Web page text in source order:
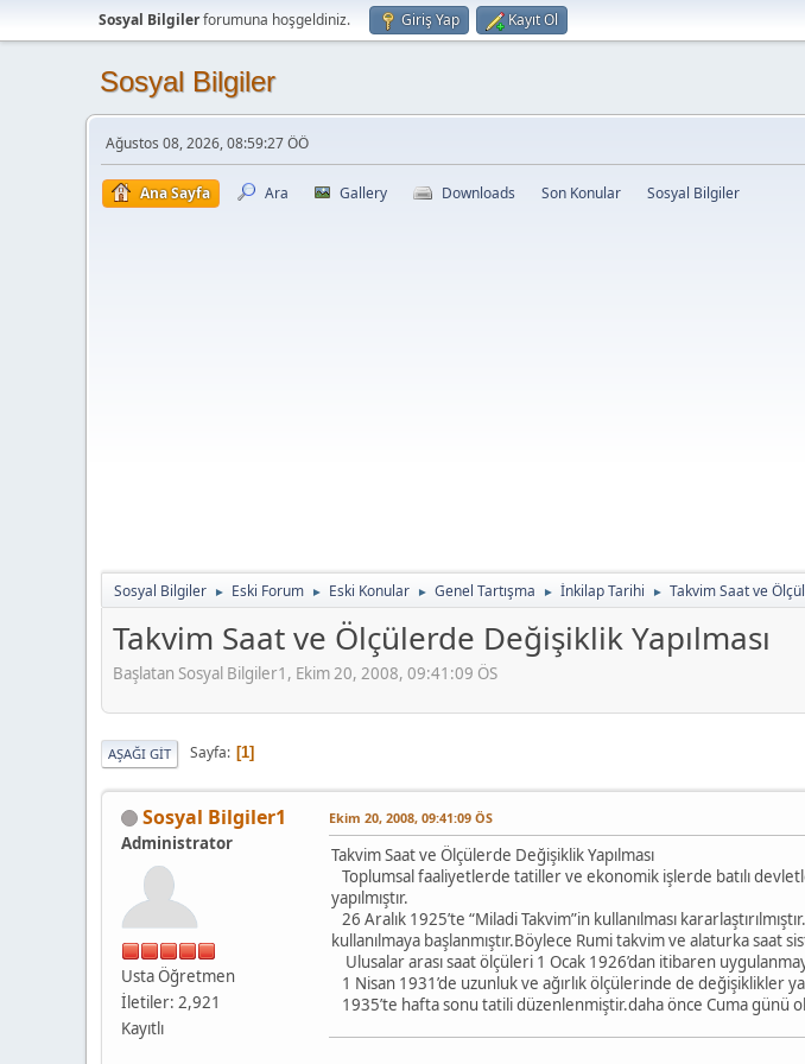
Sosyal Bilgilerforumuna hoşgeldiniz. Giriş Yap Kayıt Ol
Sosyal Bilgiler
Ağustos 08, 2026, 08:59:27 ÖÖ
Ana Sayfa Ara Gallery Downloads Son Konular Sosyal Bilgiler
Sosyal Bilgiler ► Eski Forum ► Eski Konular ► Genel Tartışma ► İnkilap Tarihi ► Takvim Saat ve
Takvim Saat ve Ölçülerde Değişiklik Yapılması
Başlatan Sosyal Bilgiler1, Ekim 20, 2008, 09:41:09 ÖS
AŞAĞI GIT Sayfa 1
Sosyal Bilgiler1
Administrator
Usta Öğretmen
İletiler: 2,921
Kayıtlı
Ekim 20, 2008, 09:41:09 ÖS
Takvim Saat ve Ölçülerde Değişiklik Yapılması
Toplumsal faaliyetlerde tatiller ve ekonomik işlerde batılı
yapılmıştır.
26 Aralık 1925’te “Miladi Takvim”in kullanılması
kullanılmaya başlanmıştır.Böylece Rumi takvim ve alaturka saat
Ulusalar arası saat ölçüleri 1 Ocak 1926’dan itibaren
1 Nisan 1931’de uzunluk ve ağırlık ölçülerinde de değişiklikler
1935’te hafta sonu tatili düzenlenmiştir.daha önce Cuma günü